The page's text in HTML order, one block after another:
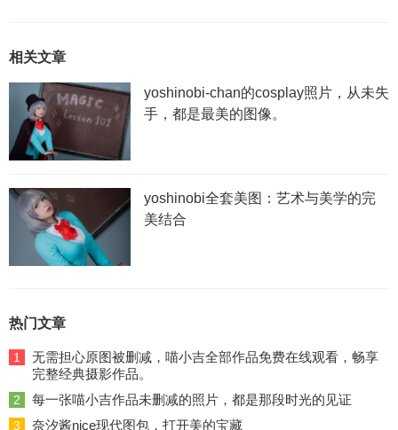
相关文章
yoshinobi-chan的cosplay照片，从未失
手，都是最美的图像。
yoshinobi全套美图：艺术与美学的完
美结合
热门文章
1
无需担心原图被删减，喵小吉全部作品免费在线观看，畅享
完整经典摄影作品。
2 每一张喵小吉作品未删减的照片，都是那段时光的见证
3 奈汐酱nice现代图包，打开美的宝藏